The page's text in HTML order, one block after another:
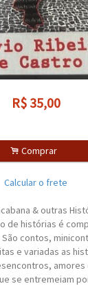
R$ 35,00
. Comprar
Calcular o frete
& outras
de histórias é
contos,
e variadas as
se entremeiam